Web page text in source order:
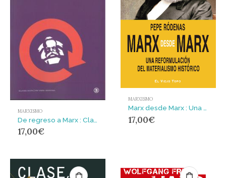
MARXISMO
17,00€
MARXISMO
Marx desde Marx : Una reformulación del materialismo histórico
17,00€